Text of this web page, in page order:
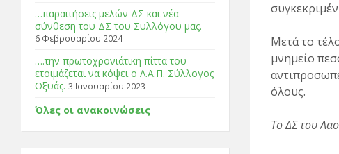
Μετά το
μνημείο
όλους.
Το ΔΣ του
…παραιτήσεις μελών ΔΣ και νέα
σύνθεση του ΔΣ του Συλλόγου μας.
6 Φεβρουαρίου 2024
….την πρωτοχρονιάτικη πίττα του
ετοιμάζεται να κόψει ο Λ.Α.Π. Σύλλογος
Οξυάς. 3 Ιανουαρίου 2023
Όλες οι ανακοινώσεις